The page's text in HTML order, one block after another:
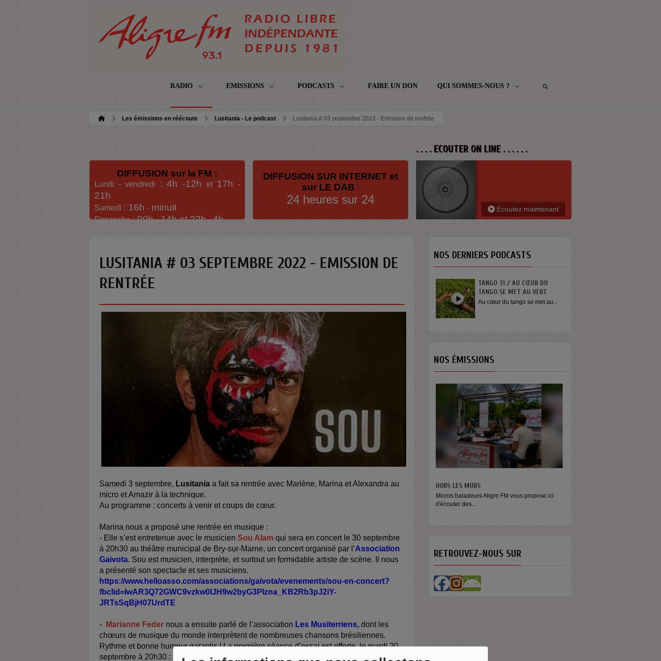
RADIO EMISSIONS PODCASTS FAIRE UN DON QUI SOMMES-NOUS ?
Les émissions en réécoute Lusitania - Le podcast Lusitania # 03 septembre 2022 - Emission de rentrée
DIFFUSION sur la FM :
Lundi - vendredi : 4h -12h et 17h -
21h
Samedi : 16h - minuit
Dimanche: 00h -14h et 22h-4h
DIFFUSION SUR INTERNET et
sur LE DAB :
24 heures sur 24
. . . . ECOUTER ON LINE . . . . . .
Ecoutez maintenant
LUSITANIA # 03 SEPTEMBRE 2022 - EMISSION DE
RENTRÉE
Samedi 3 septembre, Lusitania a fait sa rentrée avec Marlène, Marina et Alexandra au
micro et Amazir à la technique.
Au programme : concerts à venir et coups de cœur.
Marina nous a proposé une rentrée en musique :
- Elle s’est entretenue avec le musicien Sou Alam qui sera en concert le 30 septembre
à 20h30 au théâtre municipal de Bry-sur-Marne, un concert organisé par l’Association
Gaivota. Sou est musicien, interprète, et surtout un formidable artiste de scène. Il nous
a présenté son spectacle et ses musiciens.
https://www.helloasso.com/associations/gaivota/evenements/sou-en-concert?
fbclid=IwAR3Q72GWC9vzkw0IJH9w2byG3PIzna_KB2Rb3pJ2iY-
JRTsSqBjH07UrdTE
- Marianne Feder nous a ensuite parlé de l’association Les Musiterriens, dont les
chœurs de musique du monde interprètent de nombreuses chansons brésiliennes.
Rythme et bonne humeur garantis ! La première séance d’essai est offerte, le mardi 20
septembre à 20h30 :
info@lesmusiterriens.org.
NOS DERNIERS PODCASTS
INTERVIEW SORTIE DE SCÈNE
YOUN SUN NAH
Quelques mots de la chanteuse
MONEY - LE MOMENT
Raconter l’argent autrement Money est